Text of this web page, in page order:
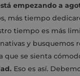
empezando a
más tiempo
tiempo es más
y busquemos
que se sienta
Eso es así.